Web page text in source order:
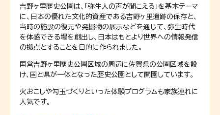
吉野ヶ里歴史公園は、「弥生人の声が聞こえる」を基本テーマ
に、日本の優れた文化的資産である吉野ヶ里遺跡の保存と、
当時の施設の復元や発掘物の展示などを通じて、弥生時代
を体感できる場を創出し、日本はもとより世界への情報発信
の拠点とすることを目的に作られました。
国営吉野ヶ里歴史公園区域の周辺に佐賀県の公園区域を設
け、国と県が一体となった歴史公園として開園しています。
火おこしや勾玉づくりといった体験プログラムも家族連れに
人気です。